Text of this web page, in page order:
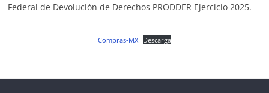
Federal de Devolución de Derechos PRODDER Ejercicio 2025.
Compras-MX Descarga